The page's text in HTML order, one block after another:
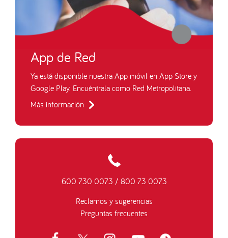
App de Red
Ya está disponible nuestra App móvil en App Store y
Google Play. Encuéntrala como Red Metropolitana.
Más información
600 730 0073 / 800 73 0073
Reclamos y sugerencias
Preguntas frecuentes